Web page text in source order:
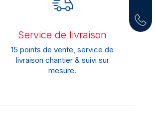
Service de livraison
15 points de vente, service de
livraison chantier & suivi sur
mesure.